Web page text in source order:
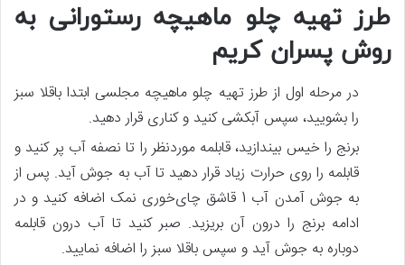
طرز تهیه چلو ماهیچه رستورانی به
روش پسران کریم
در مرحله اول از طرز تهیه چلو ماهیچه مجلسی ابتدا باقلا سبز
را بشویید، سپس آبکشی کنید و کناری قرار دهید.
برنج را خیس بیندازید، قابلمه موردنظر را تا نصفه آب پر کنید و
قابلمه را روی حرارت زیاد قرار دهید تا آب به جوش آید. پس‌ از
به جوش آمدن آب 1 قاشق چای‌خوری نمک اضافه کنید و در
ادامه برنج را درون آن بریزید. صبر کنید تا آب درون قابلمه
دوباره به جوش آید و سپس باقلا سبز را اضافه نمایید.